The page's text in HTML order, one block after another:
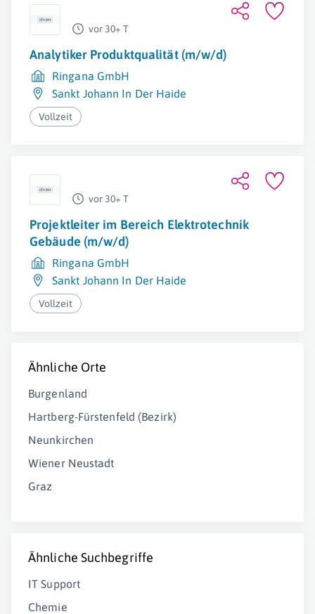
vor 30+ T
Analytiker Produktqualität (m/w/d)
Ringana GmbH
Sankt Johann In Der Haide
Vollzeit
vor 30+ T
Projektleiter im Bereich Elektrotechnik
Gebäude (m/w/d)
Ringana GmbH
Sankt Johann In Der Haide
Vollzeit
Ähnliche Orte
Burgenland
Hartberg-Fürstenfeld (Bezirk)
Neunkirchen
Wiener Neustadt
Graz
Ähnliche Suchbegriffe
IT Support
Chemie